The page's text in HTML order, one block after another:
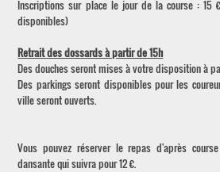
Inscriptions sur place le jour de la course : 15
disponibles)
Retrait des dossards à partir de 15h
Des douches seront mises à votre disposition à
Des parkings seront disponibles pour les
ville seront ouverts.
Vous pouvez réserver le repas d'après
dansante qui suivra pour 12 €.